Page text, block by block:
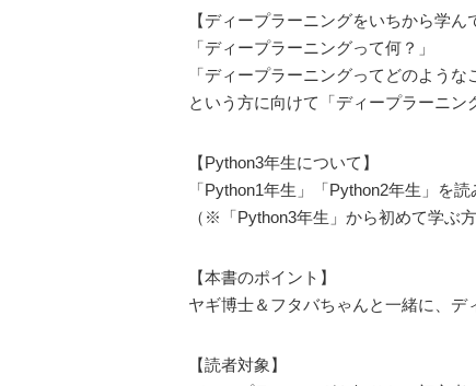
【ディープラーニングをいちから学ん
「ディープラーニングって何？」
「ディープラーニングってどのような
という方に向けて「ディープラーニン
【Python3年生について】
「Python1年生」「Python2年生」を
（※「Python3年生」から初めて学ぶ
【本書のポイント】
ヤギ博士＆フタバちゃんと一緒に、
【読者対象】